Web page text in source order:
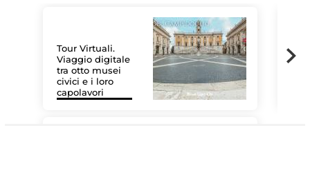
Tour Virtuali.
Viaggio digitale
tra otto musei
civici e i loro
capolavori